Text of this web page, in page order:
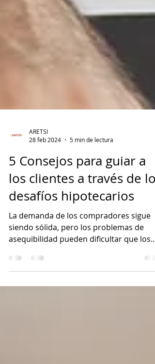
28 feb 2024
5 min de lectura
5 Consejos para guiar a
los clientes a través de los
desafíos hipotecarios
La demanda de los compradores sigue
asequibilidad pueden dificultar que los
clientes califiquen para re